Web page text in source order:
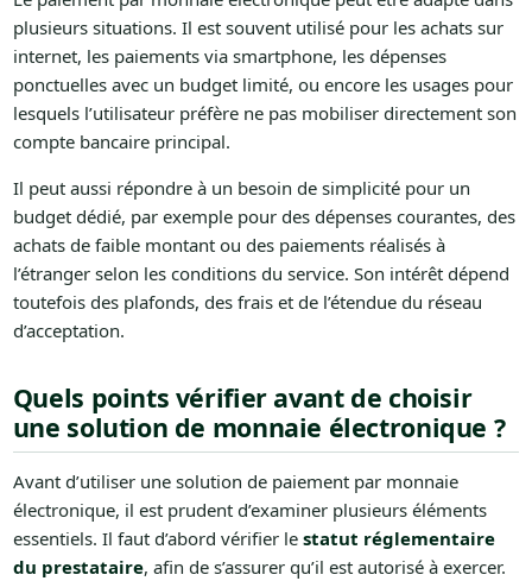
plusieurs situations. Il est souvent utilisé pour les achats sur
internet, les paiements via smartphone, les dépenses
ponctuelles avec un budget limité, ou encore les usages pour
lesquels l’utilisateur préfère ne pas mobiliser directement son
compte bancaire principal.
Il peut aussi répondre à un besoin de simplicité pour un
budget dédié, par exemple pour des dépenses courantes, des
achats de faible montant ou des paiements réalisés à
l’étranger selon les conditions du service. Son intérêt dépend
toutefois des plafonds, des frais et de l’étendue du réseau
d’acceptation.
Quels points vérifier avant de choisir
une solution de monnaie électronique ?
Avant d’utiliser une solution de paiement par monnaie
électronique, il est prudent d’examiner plusieurs éléments
essentiels. Il faut d’abord vérifier le statut réglementaire
du prestataire, afin de s’assurer qu’il est autorisé à exercer.